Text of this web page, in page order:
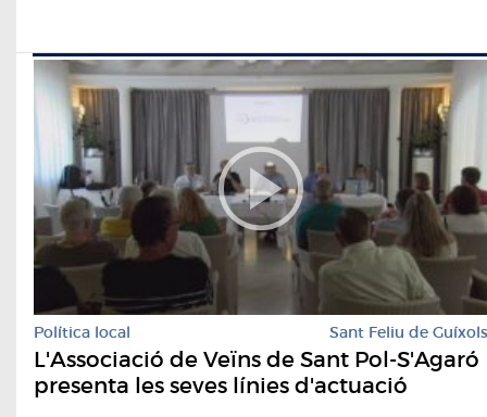
Política local Sant Feliu de Guíxols
L'Associació de Veïns de Sant Pol-S'Agaró
presenta les seves línies d'actuació